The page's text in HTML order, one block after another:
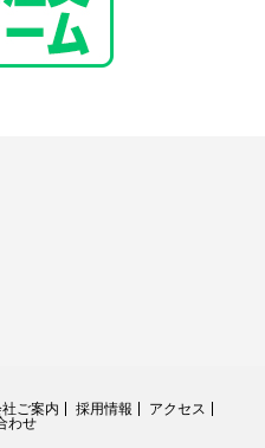
ご案内 採用情報
アクセス
わせ